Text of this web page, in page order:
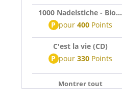
1000 Nadelstiche - Bio...
P pour 400Points
C'est la vie (CD)
P pour 330Points
Montrer tout